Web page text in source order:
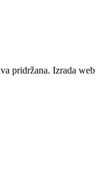
pridržana. Izrada web